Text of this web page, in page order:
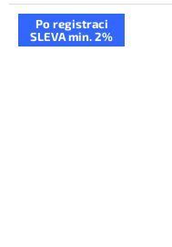
Po registraci
SLEVA min. 2%